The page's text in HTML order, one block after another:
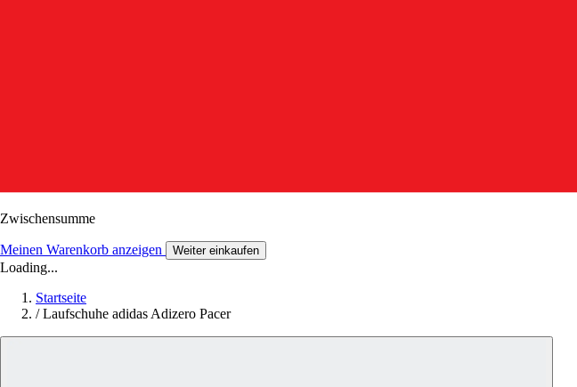
Zwischensumme
Meinen Warenkorb anzeigen Weiter einkaufen
Loading...
Startseite
/ Laufschuhe adidas Adizero Pacer